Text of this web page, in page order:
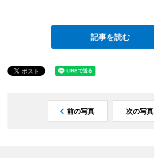
記事を読む
前の写真 次の写真